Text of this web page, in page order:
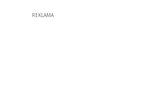
REKLAMA